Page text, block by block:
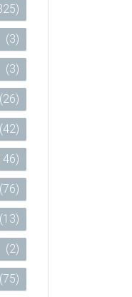
(3)
(3)
(26)
(42)
(76)
(13)
(2)
(75)